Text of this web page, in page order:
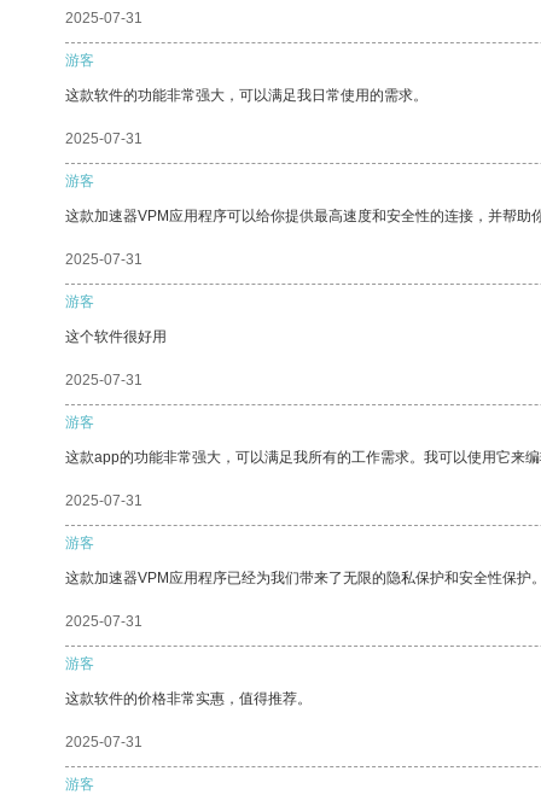
2025-07-31
游客
这款软件的功能非常强大，可以满足我日常使用的需求。
2025-07-31
游客
这款加速器VPM应用程序可以给你提供最高速度和安全性的连接，并帮助
2025-07-31
游客
这个软件很好用
2025-07-31
游客
这款app的功能非常强大，可以满足我所有的工作需求。我可以使用它来
2025-07-31
游客
这款加速器VPM应用程序已经为我们带来了无限的隐私保护和安全性保护
2025-07-31
游客
这款软件的价格非常实惠，值得推荐。
2025-07-31
游客